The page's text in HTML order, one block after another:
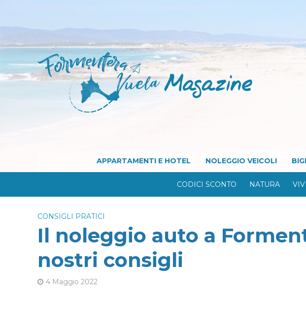
APPARTAMENTI E HOTEL NOLEGGIO VEICOLI
CODICI SCONTO NATURA
CONSIGLI PRATICI
Il noleggio auto a
nostri consigli
4 Maggio 2022